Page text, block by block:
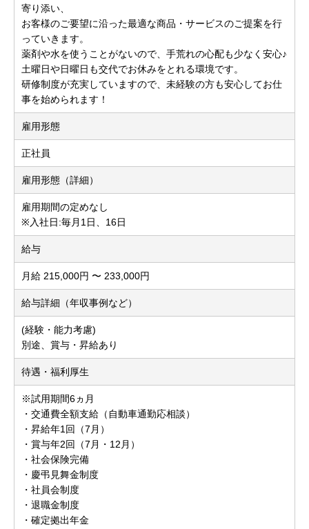
寄り添い、
お客様のご要望に沿った最適な商品・サービスのご提案を行
っていきます。
薬剤や水を使うことがないので、手荒れの心配も少なく安心♪
土曜日や日曜日も交代でお休みをとれる環境です。
研修制度が充実していますので、未経験の方も安心してお仕
事を始められます！
雇用形態
正社員
雇用形態（詳細）
雇用期間の定めなし
※入社日:毎月1日、16日
給与
月給 215,000円 〜 233,000円
給与詳細（年収事例など）
(経験・能力考慮)
別途、賞与・昇給あり
待遇・福利厚生
※試用期間6ヵ月
・交通費全額支給（自動車通勤応相談）
・昇給年1回（7月）
・賞与年2回（7月・12月）
・社会保険完備
・慶弔見舞金制度
・社員会制度
・退職金制度
・確定拠出年金